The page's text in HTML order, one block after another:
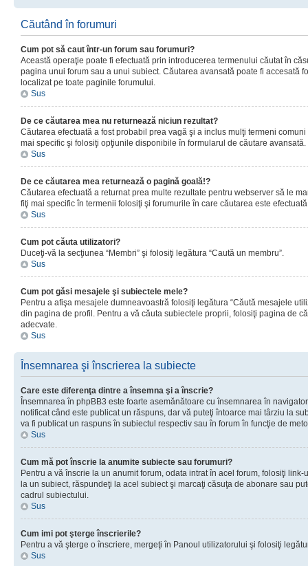
Căutând în forumuri
Cum pot să caut într-un forum sau forumuri?
Această operaţie poate fi efectuată prin introducerea termenului căutat în
pagina unui forum sau a unui subiect. Căutarea avansată poate fi accesată
localizat pe toate paginile forumului.
Sus
De ce căutarea mea nu returnează niciun rezultat?
Căutarea efectuată a fost probabil prea vagă şi a inclus mulţi termeni
mai specific şi folosiţi opţiunile disponibile în formularul de căutare avansată.
Sus
De ce căutarea mea returnează o pagină goală!?
Căutarea efectuată a returnat prea multe rezultate pentru webserver să le
fiţi mai specific în termenii folosiţi şi forumurile în care căutarea este
Sus
Cum pot căuta utilizatori?
Duceţi-vă la secţiunea “Membri” şi folosiţi legătura “Caută un membru”.
Sus
Cum pot găsi mesajele şi subiectele mele?
Pentru a afişa mesajele dumneavoastră folosiţi legătura “Căută mesajele
din pagina de profil. Pentru a vă căuta subiectele proprii, folosiţi pagina de
adecvate.
Sus
Însemnarea şi înscrierea la subiecte
Care este diferenţa dintre a însemna şi a înscrie?
Însemnarea în phpBB3 este foarte asemănătoare cu însemnarea în
notificat când este publicat un răspuns, dar vă puteţi întoarce mai târziu la
va fi publicat un raspuns în subiectul respectiv sau în forum în funcţie de
Sus
Cum mă pot înscrie la anumite subiecte sau forumuri?
Pentru a vă înscrie la un anumit forum, odata intrat în acel forum, folosiţi
la un subiect, răspundeţi la acel subiect şi marcaţi căsuţa de abonare sau
cadrul subiectului.
Sus
Cum imi pot şterge înscrierile?
Pentru a vă şterge o înscriere, mergeţi în Panoul utilizatorului şi folosiţi
Sus